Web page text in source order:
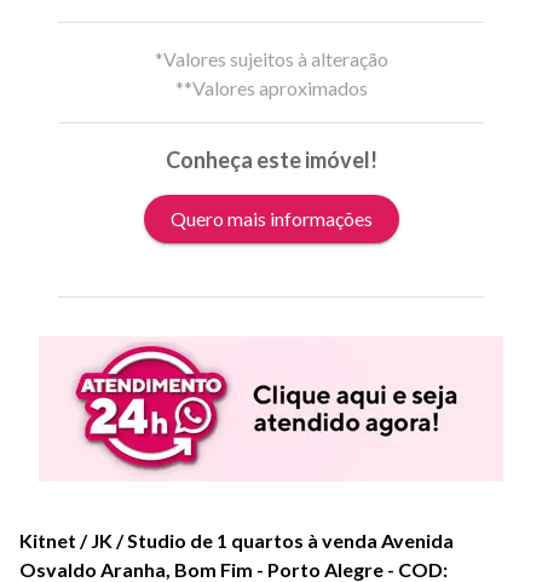
*Valores sujeitos à alteração
**Valores aproximados
Conheça este imóvel!
Quero mais informações
Kitnet / JK / Studio de 1 quartos à venda Avenida
Osvaldo Aranha, Bom Fim - Porto Alegre - COD: